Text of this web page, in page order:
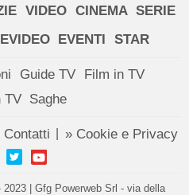
VIDEO CINEMA SERIE
EVENTI STAR
Guide TV
Film in TV
TV Saghe
Contatti » Cookie e Privacy
| Gfg Powerweb Srl - via della